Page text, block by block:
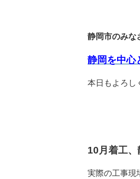
静岡市のみな
静岡を中心
本日もよろし
10月着工、
実際の工事現